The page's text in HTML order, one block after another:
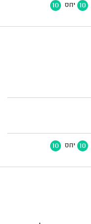
10 יחס 10
10 יחס 10